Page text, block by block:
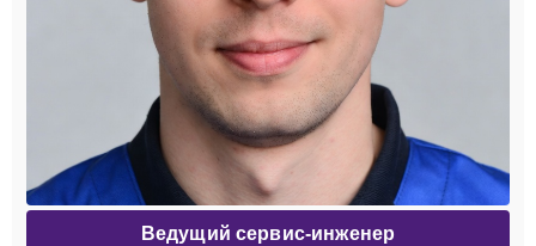
Ведущий сервис-инженер